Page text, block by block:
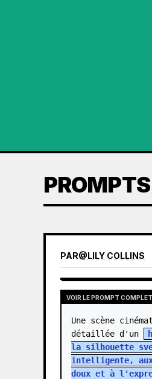
PAR@LILY COLLINS
VOIR LE PROMPT COMPLET
Une scène
détaillée d'un
la silhouette
intelligente, aux
doux et à